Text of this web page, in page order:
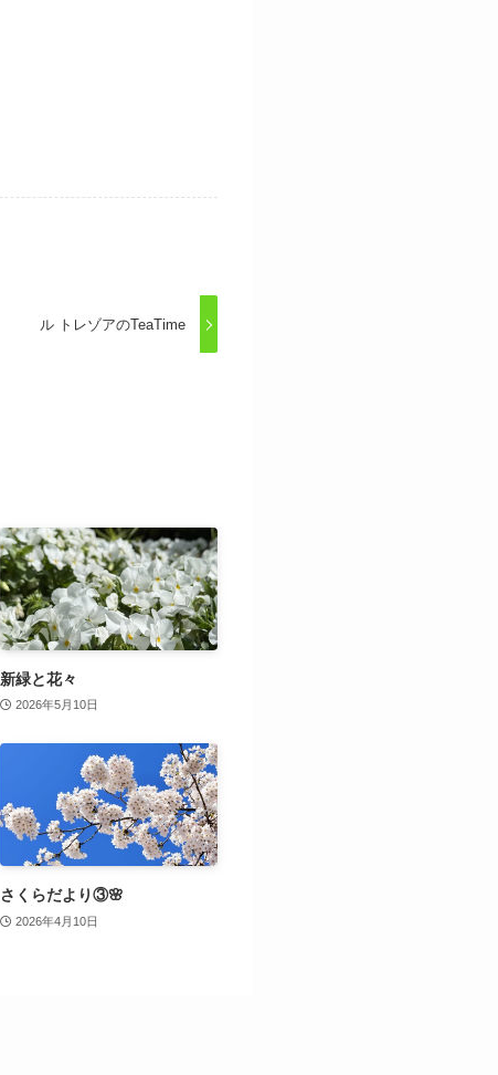
ル トレゾアのTeaTime
新緑と花々
2026年5月10日
さくらだより③🌸
2026年4月10日